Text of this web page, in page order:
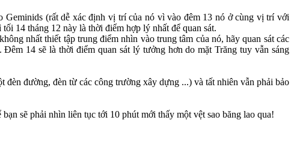
Geminids (rất dễ xác định vị trí của nó vì vào đêm 13 nó ở cùng vị trí với
14 tháng 12 này là thời điểm hợp lý nhất để quan sát.
nhất thiết tập trung điểm nhìn vào trung tâm của nó, hãy quan sát các
14 sẽ là thời điểm quan sát lý tưởng hơn do mặt Trăng tuy vẫn sáng
đường, đèn từ các công trường xây dựng ...) và tất nhiên vẫn phải bảo
sẽ phải nhìn liên tục tới 10 phút mới thấy một vệt sao băng lao qua!